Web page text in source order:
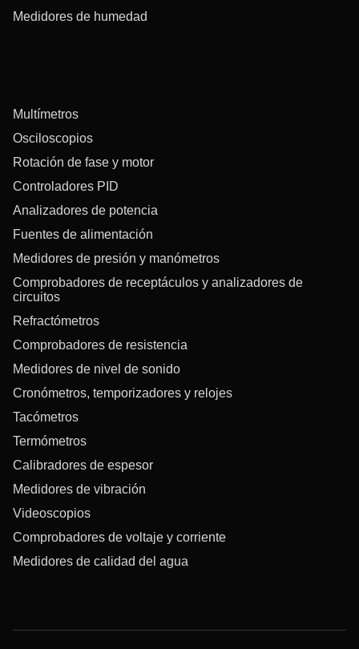
Medidores de humedad
Multímetros
Osciloscopios
Rotación de fase y motor
Controladores PID
Analizadores de potencia
Fuentes de alimentación
Medidores de presión y manómetros
Comprobadores de receptáculos y analizadores de
circuitos
Refractómetros
Comprobadores de resistencia
Medidores de nivel de sonido
Cronómetros, temporizadores y relojes
Tacómetros
Termómetros
Calibradores de espesor
Medidores de vibración
Videoscopios
Comprobadores de voltaje y corriente
Medidores de calidad del agua